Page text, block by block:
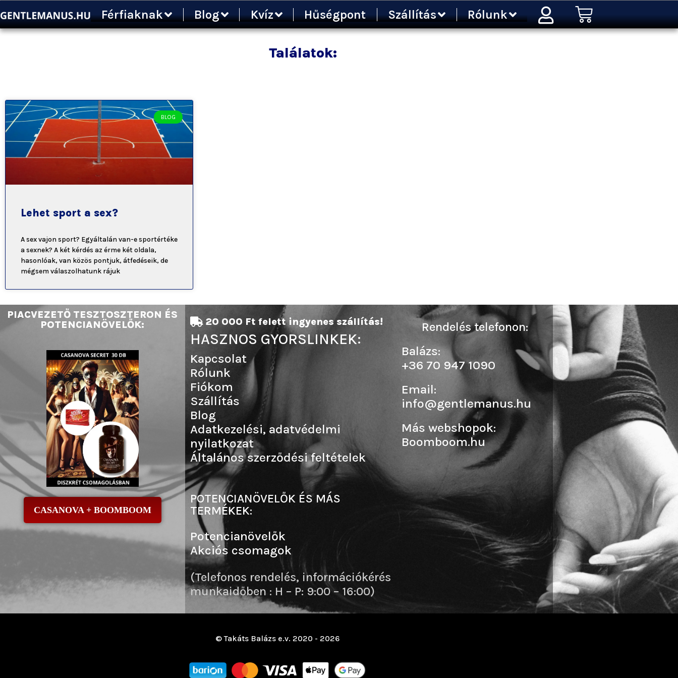
a
tartalomra
Férfiaknak Blog Kvíz Hűségpont Szállítás Rólunk Kosár
Találatok:
BLOG
Lehet sport a sex?
A sex vajon sport? Egyáltalán van-e sportértéke
a sexnek? A két kérdés az érme két oldala,
hasonlóak, van közös pontjuk, átfedéseik, de
mégsem válaszolhatunk rájuk
PIACVEZETŐ TESZTOSZTERON ÉS
POTENCIANÖVELŐK:
CASANOVA + BOOMBOOM
20 000 Ft felett ingyenes szállítás!
HASZNOS GYORSLINKEK:
Kapcsolat
Rólunk
Fiókom
Szállítás
Blog
Adatkezelési, adatvédelmi
nyilatkozat
Általános szerződési feltételek
POTENCIANÖVELŐK ÉS MÁS
TERMÉKEK:
Potencianövelők
Akciós csomagok
(Telefonos rendelés, információkérés
munkaidőben : H – P: 9:00 – 16:00)
Rendelés telefonon:
Balázs:
+36 70 947 1090
Email:
info@gentlemanus.hu
Más webshopok:
Boomboom.hu
© Takáts Balázs e.v. 2020 - 2026